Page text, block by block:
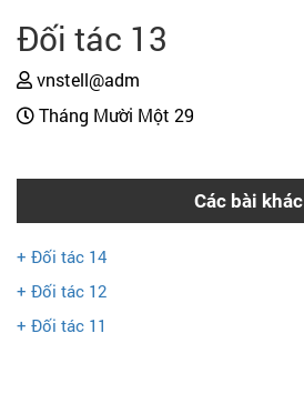
Đối tác 13
vnstell@adm
Tháng Mười Một 29
Các bài khác
+ Đối tác 14
+ Đối tác 12
+ Đối tác 11